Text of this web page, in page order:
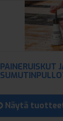
PAINERUISKUT
Näytä